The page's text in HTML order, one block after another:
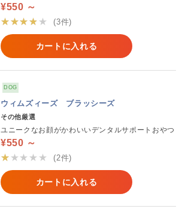
¥550 ～
★★★★★
(3件)
カートに入れる
DOG
ウィムズィーズ ブラッシーズ
その他厳選
ユニークなお顔がかわいいデンタルサポートおやつ
¥550 ～
★★★★★
(2件)
カートに入れる